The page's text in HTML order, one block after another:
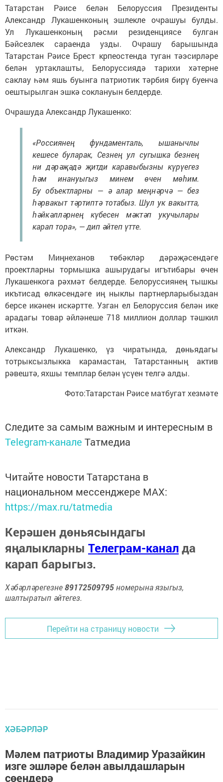
Татарстан Рәисе белән Белоруссия Президенты
Александр Лукашенконың эшлекле очрашуы булды.
Ул Лукашенконың рәсми резиденциясе булган
Бәйсезлек сараенда узды. Очрашу барышында
Татарстан Рәисе Брест крпеостенда туган тәэсирләре
белән уртаклашты, Белоруссиядә тарихи хәтерне
саклау һәм яшь буынга патриотик тәрбия бирү буенча
оештырылган эшкә соклануын белдерде.
Очрашуда Александр Лукашенко:
«Россиянең фундаменталь, ышанычлы
кешесе буларак, Сезнең ул сугышка безнең
ни дәрәҗәдә җитди каравыбызны күрүегез
һәм инануыгыз минем өчен мөһим.
Бу объектларны — ә алар меңнәрчә — без
һәрвакыт тәртиптә тотабыз. Шул ук вакытта,
һәйкәлләрнең күбесен мәктәп укучылары
карап тора», — дип әйтеп үтте.
Рөстәм Миңнеханов төбәкләр дәрәҗәсендәге
проектларны тормышка ашырудагы игътибары өчен
Лукашенкога рәхмәт белдерде. Белоруссиянең тышкы
икътисад өлкәсендәге иң ныклы партнерларыбыздан
берсе икәнен искәртте. Узган ел Белоруссия белән ике
арадагы товар әйләнеше 718 миллион доллар тәшкил
иткән.
Александр Лукашенко, үз чиратында, дөньядагы
тотрыксызлыкка карамастан, Татарстанның актив
рәвештә, яхшы темплар белән үсүен телгә алды.
Фото:Татарстан Рәисе матбугат хезмәте
Следите за самым важным и интересным в
Telegram-канале Татмедиа
Читайте новости Татарстана в
национальном мессенджере MАХ:
https://max.ru/tatmedia
Керәшен дөньясындагы
яңалыкларны Телеграм-каналда
карап барыгыз.
Хәбәрләрегезне89172509795номерына языгыз,
шалтыратып әйтегез.
Перейти на страницу новости
ХӘБӘРЛӘР
Мәлем патриоты Владимир Уразайкин
изге эшләре белән авылдашларын
сөендерә